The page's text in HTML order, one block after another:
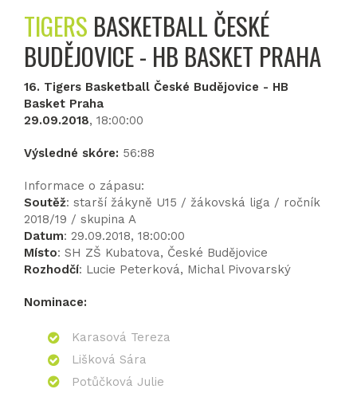
TIGERS BASKETBALL ČESKÉ
BUDĚJOVICE - HB BASKET PRAHA
16. Tigers Basketball České Budějovice - HB
Basket Praha
29.09.2018, 18:00:00
Výsledné skóre: 56:88
Informace o zápasu:
Soutěž: starší žákyně U15 / žákovská liga / ročník
2018/19 / skupina A
Datum: 29.09.2018, 18:00:00
Místo: SH ZŠ Kubatova, České Budějovice
Rozhodčí: Lucie Peterková, Michal Pivovarský
Nominace:
Karasová Tereza
Lišková Sára
Potůčková Julie